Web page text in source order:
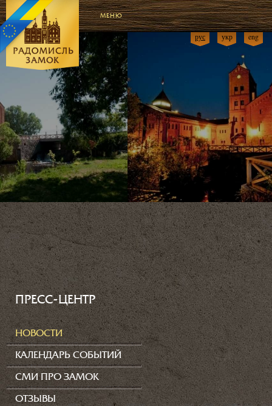
МЕНЮ
рус укр eng
ПРЕСС-ЦЕНТР
НОВОСТИ
КАЛЕНДАРЬ СОБЫТИЙ
СМИ ПРО ЗАМОК
ОТЗЫВЫ